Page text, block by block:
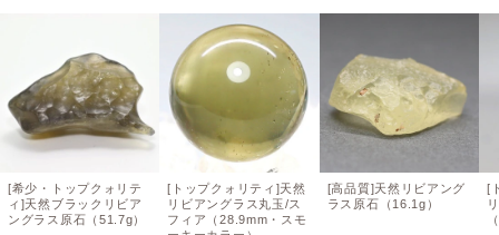
[希少・トップクォリテ
ィ]天然ブラックリビア
ングラス原石（51.7g）
[トップクォリティ]天然
リビアングラス丸玉/ス
フィア（28.9mm・スモ
[高品質]天然リビアング
ラス原石（16.1g）
[